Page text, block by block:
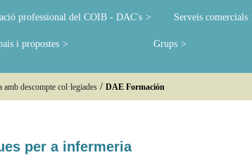
professional del COIB - DAC's Serveis comercials
i propostes Grups
descompte col·legiades / DAE Formación
per a infermeria